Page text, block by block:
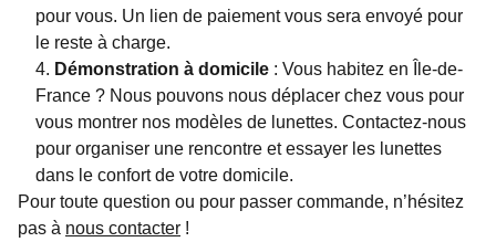
pour vous. Un lien de paiement vous sera envoyé pour
le reste à charge.
Démonstration à domicile : Vous habitez en Île-de-
France ? Nous pouvons nous déplacer chez vous pour
vous montrer nos modèles de lunettes. Contactez-nous
pour organiser une rencontre et essayer les lunettes
dans le confort de votre domicile.
Pour toute question ou pour passer commande, n’hésitez
pas à nous contacter !